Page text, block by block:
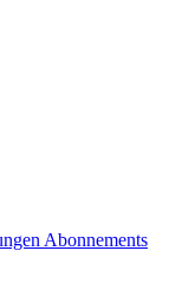
Abonnements